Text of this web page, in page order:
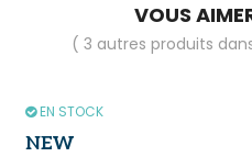
VOUS
( 3 autres produits
EN STOCK
NEW